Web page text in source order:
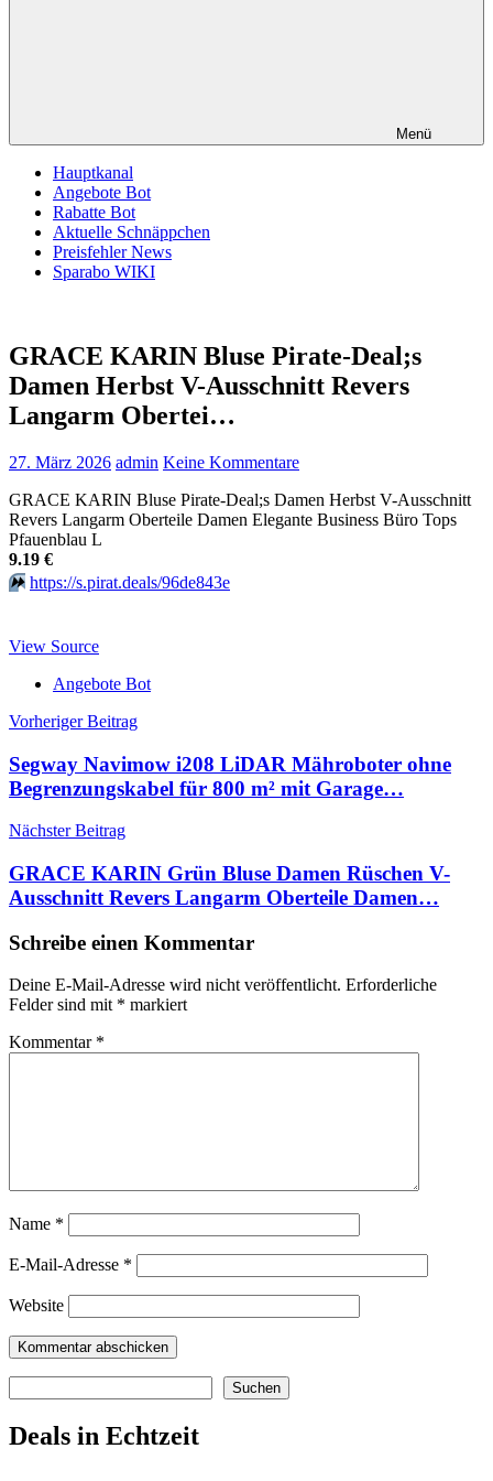
Menü
Hauptkanal
Angebote Bot
Rabatte Bot
Aktuelle Schnäppchen
Preisfehler News
Sparabo WIKI
GRACE KARIN Bluse Pirate-Deal;s
Damen Herbst V-Ausschnitt Revers
Langarm Obertei…
27. März 2026 admin Keine Kommentare
GRACE KARIN Bluse Pirate-Deal;s Damen Herbst V-Ausschnitt
Revers Langarm Oberteile Damen Elegante Business Büro Tops
Pfauenblau L
9.19 €
⏩️ https://s.pirat.deals/96de843e
View Source
Angebote Bot
Beitragsnavigation
Vorheriger Beitrag
Segway Navimow i208 LiDAR Mähroboter ohne
Begrenzungskabel für 800 m² mit Garage…
Nächster Beitrag
GRACE KARIN Grün Bluse Damen Rüschen V-
Ausschnitt Revers Langarm Oberteile Damen…
Schreibe einen Kommentar
Deine E-Mail-Adresse wird nicht veröffentlicht. Erforderliche
Felder sind mit * markiert
Kommentar *
Name *
E-Mail-Adresse *
Website
Suchen
Deals in Echtzeit